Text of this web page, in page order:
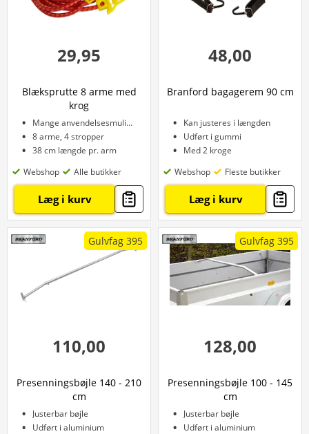
29,95
Blæksprutte 8 arme med
krog
Mange anvendelsesmuligheder
8 arme, 4 stropper
38 cm længde pr. arm
Webshop
Alle butikker
Læg i kurv
48,00
Branford bagagerem 90 cm
Kan justeres i længden
Udført i gummi
Med 2 kroge
Webshop
Fleste butikker
Læg i kurv
Gulvfag 395
110,00
Presenningsbøjle 140 - 210
cm
Justerbar bøjle
Udført i aluminium
Gulvfag 395
128,00
Presenningsbøjle 100 - 145
cm
Justerbar bøjle
Udført i aluminium